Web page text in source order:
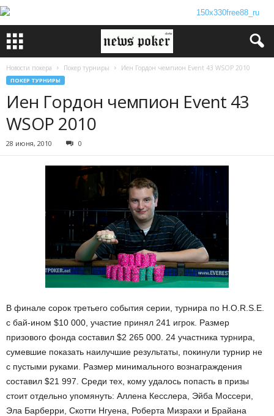
Новости покера Покер турниры Иен Гордон чемпион Event 43 WSOP 2010
ПОКЕР ТУРНИРЫ
Иен Гордон чемпион Event 43
WSOP 2010
28 июня, 2010 0
В финале сорок третьего события серии, турнира по H.O.R.S.E.
с бай-ином $10 000, участие принял 241 игрок. Размер
призового фонда составил $2 265 000. 24 участника турнира,
сумевшие показать наилучшие результаты, покинули турнир не
с пустыми руками. Размер минимального вознаграждения
составил $21 997. Среди тех, кому удалось попасть в призы
стоит отдельно упомянуть: Аллена Кесслера, Эйба Моссери,
Эла Барберри, Скотти Нгуена, Роберта Мизрахи и Брайана